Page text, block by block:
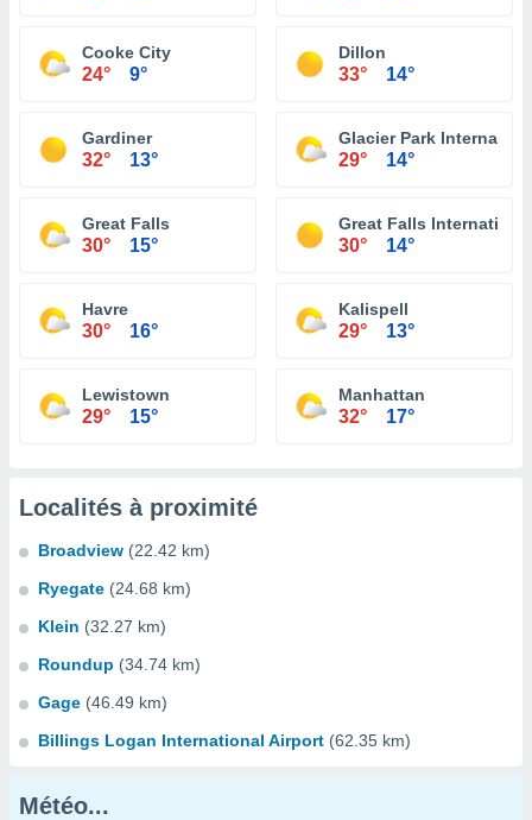
Cooke City
24° 9°
Dillon
33° 14°
Gardiner
32° 13°
Glacier Park
29° 14°
Great Falls
30° 15°
Great Falls
30° 14°
Havre
30° 16°
Kalispell
29° 13°
Lewistown
29° 15°
Manhattan
32° 17°
Localités à proximité
Broadview (22.42 km)
Ryegate (24.68 km)
Klein (32.27 km)
Roundup (34.74 km)
Gage (46.49 km)
Billings Logan International Airport (62.35 km)
Météo...